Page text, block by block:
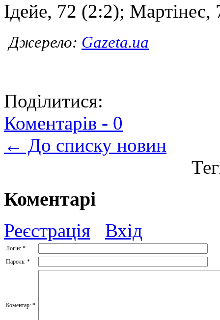
Ідейе, 72 (2:2); Мартінес,
Джерело: Gazeta.ua
zagrebi/
Поділитися:
Коментарів - 0
← До списку новин
Коментарі
Реєстрація Вхід
Логін: *
Пароль: *
Коментар: *